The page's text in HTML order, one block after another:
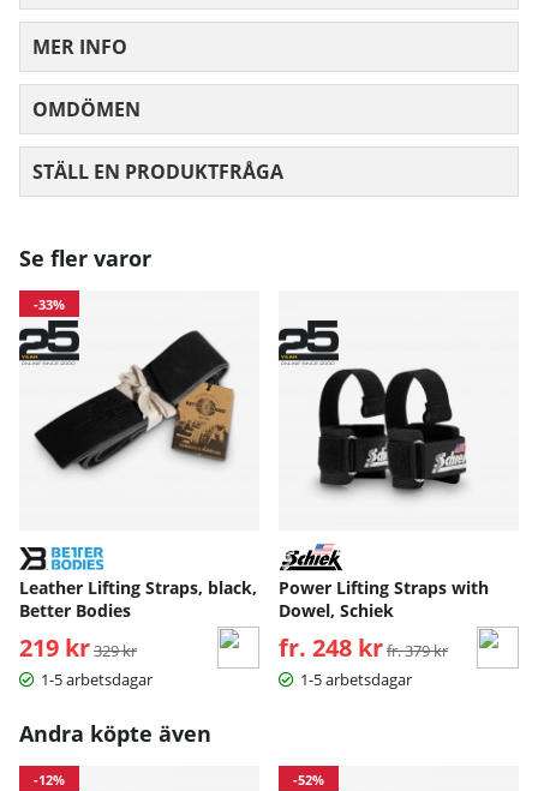
MER INFO
OMDÖMEN
STÄLL EN PRODUKTFRÅGA
Se fler varor
-33%
Leather Lifting Straps, black,
Better Bodies
219 kr Ordinarie pris:
329 kr
1-5 arbetsdagar
Power Lifting Straps with
Dowel, Schiek
fr. 248 kr Ordinarie pris:
fr. 379 kr
1-5 arbetsdagar
Andra köpte även
-12% -52%